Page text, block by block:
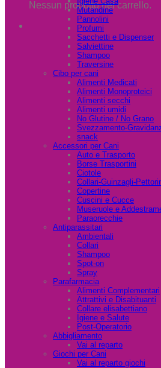
Nessun prodotto nel carrello.
Mutandine
Pannolini
Profumi
Sacchetti e Dispenser
Salviettine
Shampoo
Traversine
Cibo per cani
Alimenti Medicati
Alimenti Monoproteici
Alimenti secchi
Alimenti umidi
No Glutine / No Grano
Svezzamento-
snack
Accessori per Cani
Auto e Trasporto
Borse Trasportini
Ciotole
Collari-Guinzagli-
Copertine
Cuscini e Cucce
Museruole e
Paraorecchie
Antiparassitari
Ambientali
Collari
Shampoo
Spot-on
Spray
Parafarmacia
Alimenti Complementari
Attrattivi e Disabituanti
Collare elisabettiano
Igiene e Salute
Post-Operatorio
Abbigliamento
Vai al reparto
Giochi per Cani
Vai al reparto giochi